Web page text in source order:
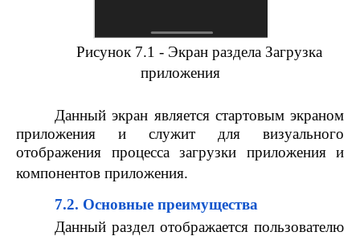
Рисунок 7.1 - Экран раздела Загрузка
приложения
Данный экран является стартовым экраном
приложения и служит для визуального
отображения процесса загрузки приложения и
компонентов приложения.
7.2. Основные преимущества
Данный раздел отображается пользователю